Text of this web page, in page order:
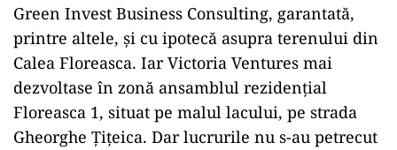
Green Invest Business Consulting, garantată,
printre altele, și cu ipotecă asupra terenului din
Calea Floreasca. Iar Victoria Ventures mai
dezvoltase în zonă ansamblul rezidențial
Floreasca 1, situat pe malul lacului, pe strada
Gheorghe Țițeica. Dar lucrurile nu s-au petrecut